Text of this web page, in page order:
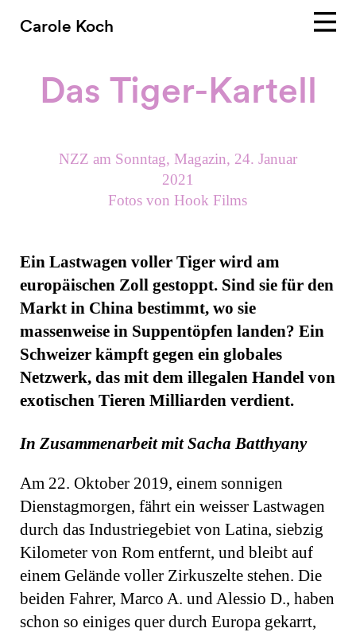
Carole Koch
Das Tiger-Kartell
NZZ am Sonntag, Magazin, 24. Januar
2021
Fotos von Hook Films
Ein Lastwagen voller Tiger wird am
europäischen Zoll gestoppt. Sind sie für den
Markt in China bestimmt, wo sie
massenweise in Suppentöpfen landen? Ein
Schweizer kämpft gegen ein globales
Netzwerk, das mit dem illegalen Handel von
exotischen Tieren Milliarden verdient.
In Zusammenarbeit mit Sacha Batthyany
Am 22. Oktober 2019, einem sonnigen
Dienstagmorgen, fährt ein weisser Lastwagen
durch das Industriegebiet von Latina, siebzig
Kilometer von Rom entfernt, und bleibt auf
einem Gelände voller Zirkuszelte stehen. Die
beiden Fahrer, Marco A. und Alessio D., haben
schon so einiges quer durch Europa gekarrt,